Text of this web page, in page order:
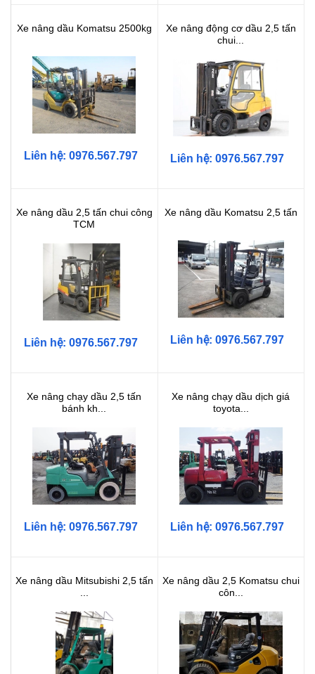
Xe nâng dầu Komatsu 2500kg
Liên hệ: 0976.567.797
Xe nâng động cơ dầu 2,5 tấn
chui...
Liên hệ: 0976.567.797
Xe nâng dầu 2,5 tấn chui công
TCM
Liên hệ: 0976.567.797
Xe nâng dầu Komatsu 2,5 tấn
Liên hệ: 0976.567.797
Xe nâng chạy dầu 2,5 tấn
bánh kh...
Liên hệ: 0976.567.797
Xe nâng chạy dầu dịch giá
toyota...
Liên hệ: 0976.567.797
Xe nâng dầu Mitsubishi 2,5 tấn
Xe nâng dầu 2,5 Komatsu chui
côn...